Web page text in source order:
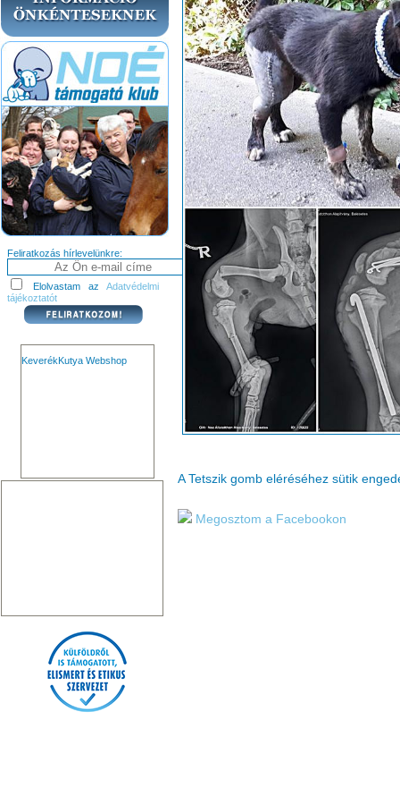
Feliratkozás hírlevelünkre:
Elolvastam az Adatvédelmi
tájékoztatót
KeverékKutya Webshop
A Tetszik gomb eléréséhez sütik
Megosztom a Facebookon